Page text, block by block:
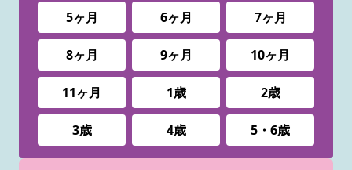
5ヶ月 6ヶ月 7ヶ月
8ヶ月 9ヶ月 10ヶ月
11ヶ月 1歳 2歳
3歳 4歳 5・6歳